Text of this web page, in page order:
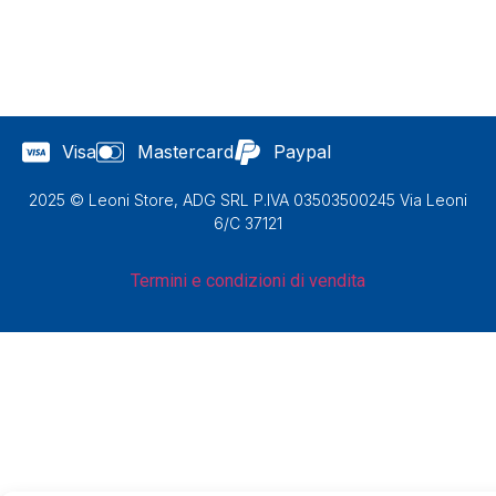
Visa Mastercard Paypal
2025 © Leoni Store, ADG SRL P.IVA 03503500245 Via Leoni
6/C 37121
Termini e condizioni di vendita